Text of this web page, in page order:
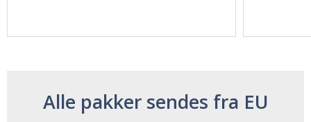
Alle pakker sendes fra EU